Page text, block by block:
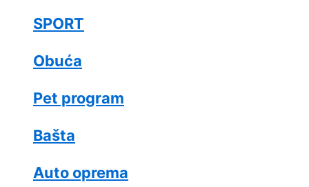
SPORT
Obuća
Pet program
Bašta
Auto oprema